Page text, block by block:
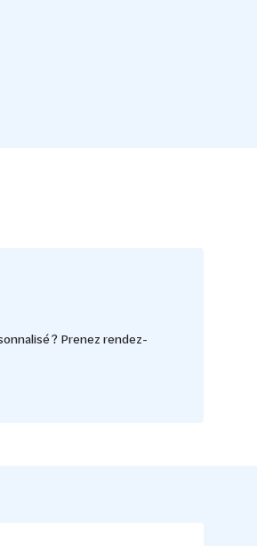
? Prenez rendez-